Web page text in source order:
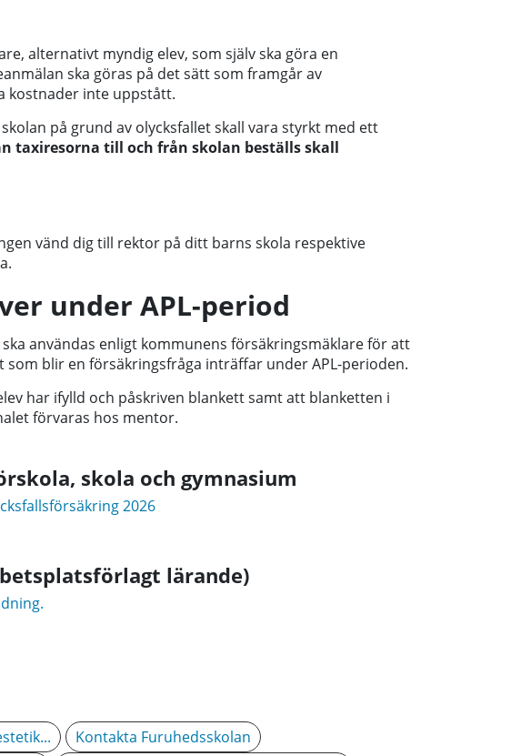
alternativt myndig elev, som själv ska göra en
ska göras på det sätt som framgår av
kostnader inte uppstått.
på grund av olycksfallet skall vara styrkt med ett
taxiresorna till och från skolan beställs skall
vänd dig till rektor på ditt barns skola respektive
under APL-period
användas enligt kommunens försäkringsmäklare för att
blir en försäkringsfråga inträffar under APL-perioden.
har ifylld och påskriven blankett samt att blanketten i
förvaras hos mentor.
skola och gymnasium
2026
lärande)
Kontakta Furuhedsskolan